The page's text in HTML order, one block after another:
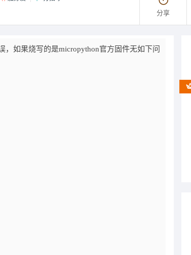
分享
，如果烧写的是micropython官方固件无如下问